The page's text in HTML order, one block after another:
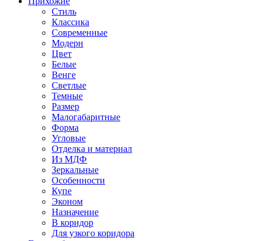
Стиль
Классика
Современные
Модерн
Цвет
Белые
Венге
Светлые
Темные
Размер
Малогабаритные
Форма
Угловые
Отделка и материал
Из МДФ
Зеркальные
Особенности
Купе
Эконом
Назначение
В коридор
Для узкого коридора